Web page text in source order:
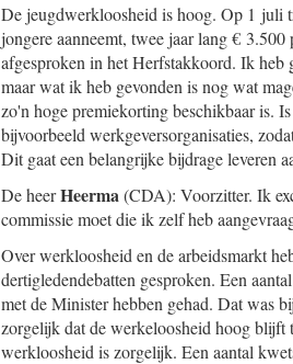
De jeugdwerkloosheid is hoog. Op 1 juli
jongere aanneemt, twee jaar lang €
afgesproken in het Herfstakkoord. Ik heb
maar wat ik heb gevonden is nog wat
zo'n hoge premiekorting beschikbaar is.
bijvoorbeeld werkgeversorganisaties,
Dit gaat een belangrijke bijdrage leveren
De heerHeerma(CDA): Voorzitter. Ik
commissie moet die ik zelf heb
Over werkloosheid en de arbeidsmarkt
dertigledendebatten gesproken. Een
met de Minister hebben gehad. Dat was
zorgelijk dat de werkeloosheid hoog blijft
werkloosheid is zorgelijk. Een aantal